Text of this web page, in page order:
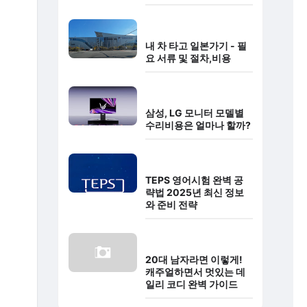
내 차 타고 일본가기 - 필
요 서류 및 절차,비용
삼성, LG 모니터 모델별
수리비용은 얼마나 할까?
TEPS 영어시험 완벽 공
략법 2025년 최신 정보
와 준비 전략
20대 남자라면 이렇게!
캐주얼하면서 멋있는 데
일리 코디 완벽 가이드